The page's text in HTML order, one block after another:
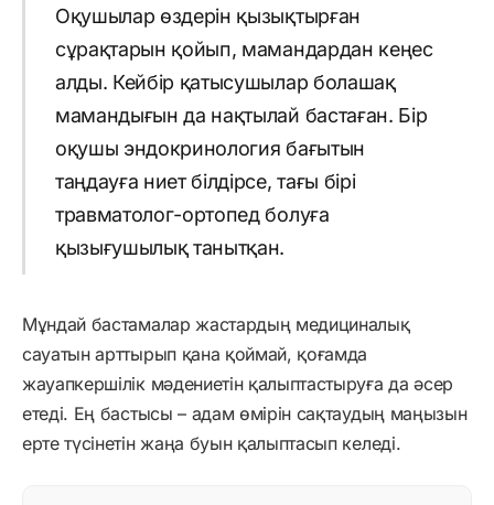
Оқушылар өздерін қызықтырған
сұрақтарын қойып, мамандардан кеңес
алды. Кейбір қатысушылар болашақ
мамандығын да нақтылай бастаған. Бір
оқушы эндокринология бағытын
таңдауға ниет білдірсе, тағы бірі
травматолог-ортопед болуға
қызығушылық танытқан.
Мұндай бастамалар жастардың медициналық
сауатын арттырып қана қоймай, қоғамда
жауапкершілік мәдениетін қалыптастыруға да әсер
етеді. Ең бастысы – адам өмірін сақтаудың маңызын
ерте түсінетін жаңа буын қалыптасып келеді.